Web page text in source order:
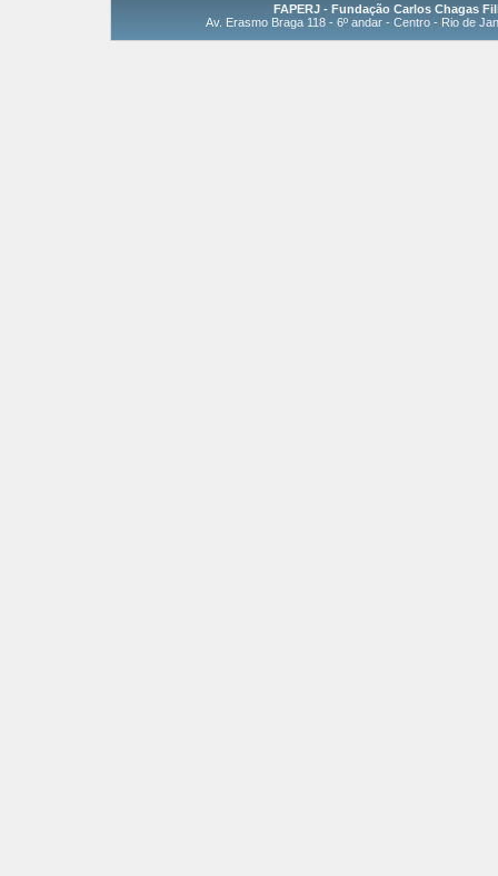
FAPERJ - Fundação Carlos Chagas
Av. Erasmo Braga 118 - 6º andar - Centro - Rio de